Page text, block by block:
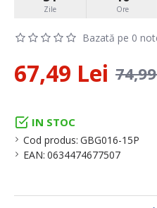
IN STOC
Cod produs: GBG016-15P
EAN: 0634474677507
Bazată pe 0
Zile Ore
67,49 Lei